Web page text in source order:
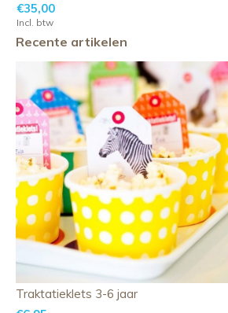
€35,00
Incl. btw
Recente artikelen
Traktatieklets 3-6 jaar